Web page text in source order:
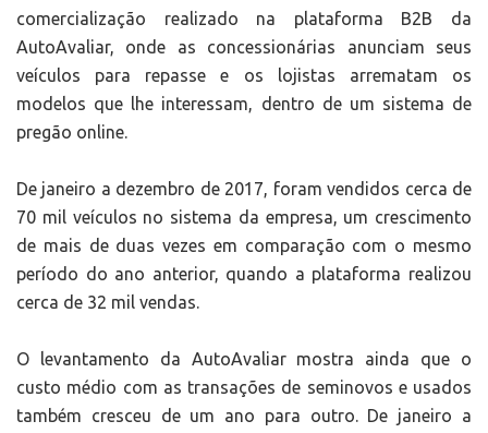
comercialização realizado na plataforma B2B da
AutoAvaliar, onde as concessionárias anunciam seus
veículos para repasse e os lojistas arrematam os
modelos que lhe interessam, dentro de um sistema de
pregão online.
De janeiro a dezembro de 2017, foram vendidos cerca de
70 mil veículos no sistema da empresa, um crescimento
de mais de duas vezes em comparação com o mesmo
período do ano anterior, quando a plataforma realizou
cerca de 32 mil vendas.
O levantamento da AutoAvaliar mostra ainda que o
custo médio com as transações de seminovos e usados
também cresceu de um ano para outro. De janeiro a